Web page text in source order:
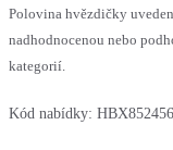
Polovina hvězdičky
nadhodnocenou nebo
kategorií.
Kód nabídky: HBX852456